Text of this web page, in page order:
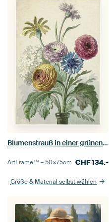
Blumenstrauß in einer grünen Vase - Willem van Leen
ArtFrame™ –50×75cm CHF134.-
Größe & Material selbst wählen